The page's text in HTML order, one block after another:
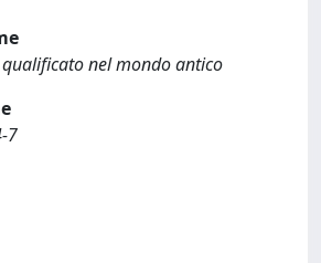
nel mondo antico
7